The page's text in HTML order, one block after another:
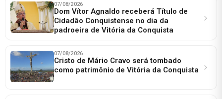
07/08/2026
Dom Vítor Agnaldo receberá Título de
Cidadão Conquistense no dia da
padroeira de Vitória da Conquista
07/08/2026
Cristo de Mário Cravo será tombado
como patrimônio de Vitória da Conquista